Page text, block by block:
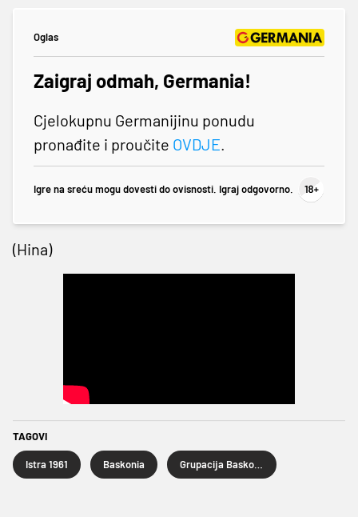
Oglas
Zaigraj odmah, Germania!
Cjelokupnu Germanijinu ponudu
pronađite i proučite OVDJE.
Igre na sreću mogu dovesti do ovisnosti. Igraj odgovorno.
(Hina)
TAGOVI
Istra 1961 Baskonia